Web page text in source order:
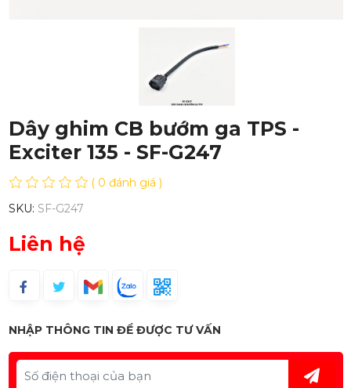
Dây ghim CB bướm ga TPS -
Exciter 135 - SF-G247
( 0 đánh giá )
SKU: SF-G247
Liên hệ
NHẬP THÔNG TIN ĐỂ ĐƯỢC TƯ VẤN